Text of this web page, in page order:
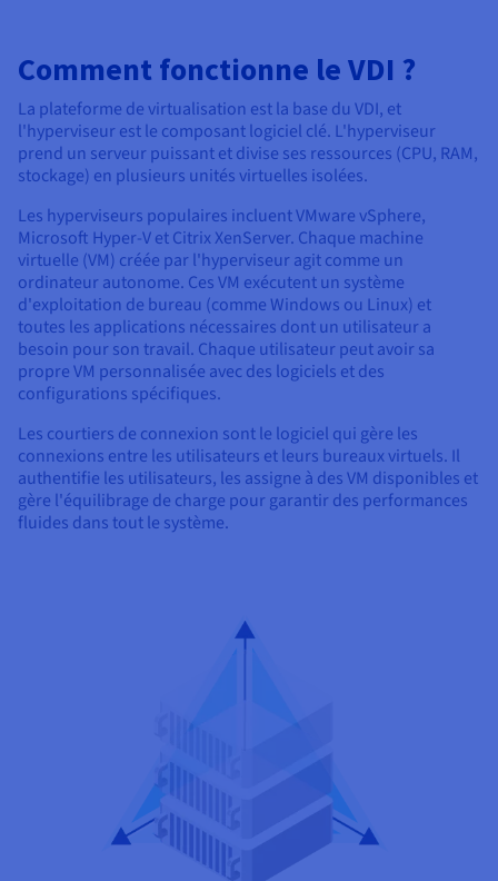
Comment fonctionne le VDI ?
La plateforme de virtualisation est la base du VDI, et
l'hyperviseur est le composant logiciel clé. L'hyperviseur
prend un serveur puissant et divise ses ressources (CPU, RAM,
stockage) en plusieurs unités virtuelles isolées.
Les hyperviseurs populaires incluent VMware vSphere,
Microsoft Hyper-V et Citrix XenServer. Chaque machine
virtuelle (VM) créée par l'hyperviseur agit comme un
ordinateur autonome. Ces VM exécutent un système
d'exploitation de bureau (comme Windows ou Linux) et
toutes les applications nécessaires dont un utilisateur a
besoin pour son travail. Chaque utilisateur peut avoir sa
propre VM personnalisée avec des logiciels et des
configurations spécifiques.
Les courtiers de connexion sont le logiciel qui gère les
connexions entre les utilisateurs et leurs bureaux virtuels. Il
authentifie les utilisateurs, les assigne à des VM disponibles et
gère l'équilibrage de charge pour garantir des performances
fluides dans tout le système.